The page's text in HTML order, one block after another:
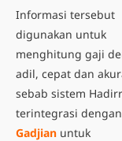
Informasi tersebut
digunakan untuk
menghitung gaji
adil, cepat dan
sebab sistem Hadirr
terintegrasi dengan
Gadjian untuk